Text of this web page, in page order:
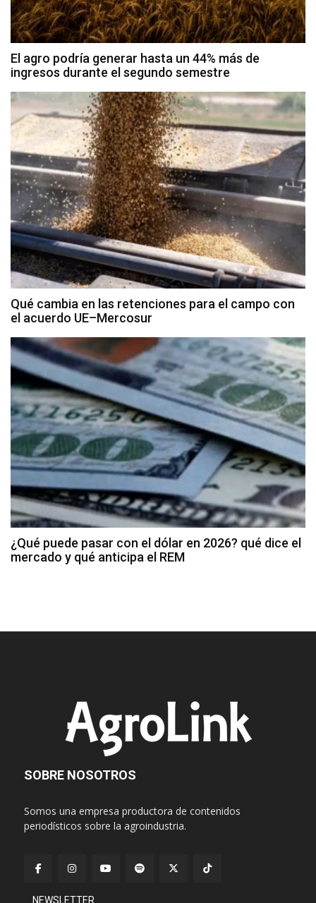
El agro podría generar hasta un 44% más de
ingresos durante el segundo semestre
Qué cambia en las retenciones para el campo con
el acuerdo UE–Mercosur
¿Qué puede pasar con el dólar en 2026? qué dice el
mercado y qué anticipa el REM
SOBRE NOSOTROS
Somos una empresa productora de contenidos
periodísticos sobre la agroindustria.
NEWSLETTER